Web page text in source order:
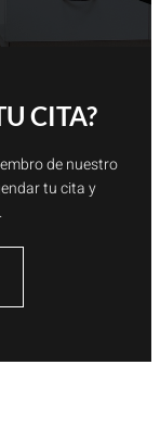
CITA?
de nuestro
tu cita y